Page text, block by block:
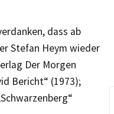
dass ab
Stefan Heym wieder
Der Morgen
Bericht“ (1973);